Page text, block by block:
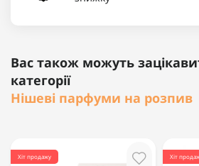
Вас також можуть
категорії
Нішеві парфуми на розпив
Хіт продажу Хіт